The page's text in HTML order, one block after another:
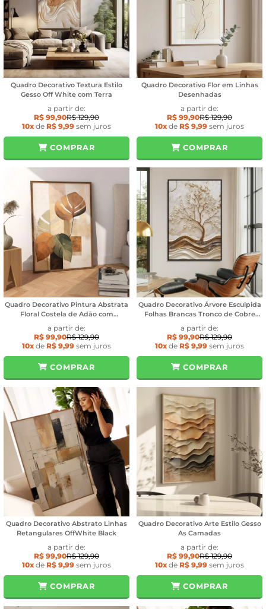
Quadro Decorativo Textura Estilo
Gesso Off White com Terra
a partir de:
R$ 99,90R$ 129,90
10xde R$ 9,99 sem juros
COMPRAR
Quadro Decorativo Flor em Linhas
Desenhadas
a partir de:
R$ 99,90R$ 129,90
10xde R$ 9,99 sem juros
COMPRAR
Quadro Decorativo Pintura Abstrata
Floral Costela de Adão com
a partir de:
R$ 99,90R$ 129,90
10x de R$ 9,99 sem juros
COMPRAR
Quadro Decorativo Árvore Esculpida
Folhas Brancas Tronco de Cobre
a partir de:
R$ 99,90R$ 129,90
10x de R$ 9,99 sem juros
COMPRAR
Quadro Decorativo Abstrato Linhas
Retangulares OffWhite Black
a partir de:
R$ 99,90R$ 129,90
10xde R$ 9,99 sem juros
COMPRAR
Quadro Decorativo Arte Estilo Gesso
As Camadas
a partir de:
R$ 99,90R$ 129,90
10xde R$ 9,99 sem juros
COMPRAR